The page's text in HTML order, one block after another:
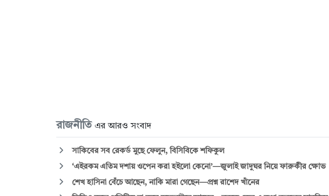
রাজনীতি এর আরও সংবাদ
সাকিবের সব রেকর্ড মুছে ফেলুন, বিসিবিকে শফিকুল
‘এইরকম এতিম দশায় ওপেন করা হইলো কেনো’—জুলাই জাদুঘর নিয়ে ফারুকীর ক্ষোভ
শেখ হাসিনা বেঁচে আছেন, নাকি মারা গেছেন—প্রশ্ন রাশেদ খাঁনের